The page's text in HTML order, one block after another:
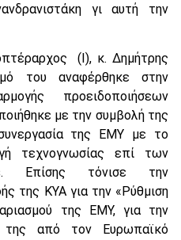
γι αυτή την
(Ι), κ. Δημήτρης
του αναφέρθηκε στην
προειδοποιήσεων
με την συμβολή της
της ΕΜΥ με το
τεχνογνωσίας επί των
Επίσης τόνισε την
της ΚΥΑ για την «Ρύθμιση
της ΕΜΥ, για την
της από τον Ευρωπαϊκό